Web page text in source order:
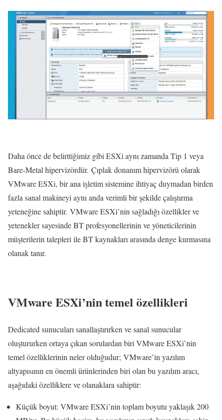
Daha önce de belirttiğimiz gibi ESXi aynı zamanda Tip 1 veya
Bare-Metal hipervizördür. Çıplak donanım hipervizörü olarak
VMware ESXi, bir ana işletim sistemine ihtiyaç duymadan birden
fazla sanal makineyi aynı anda verimli bir şekilde çalıştırma
yeteneğine sahiptir. VMware ESXi’nin sağladığı özellikler ve
yetenekler sayesinde BT profesyonellerinin ve yöneticilerinin
müşterilerin talepleri ile BT kaynakları arasında denge kurmasına
olanak tanır.
VMware ESXi’nin temel özellikleri
Dedicated sunucuları sanallaştırırken ve sanal sunucular
oluştururken ortaya çıkan sorulardan biri VMware ESXi’nin
temel özelliklerinin neler olduğudur; VMware’in yazılım
altyapısının en önemli ürünlerinden biri olan bu yazılım aracı,
aşağıdaki özelliklere ve olanaklara sahiptir:
Küçük boyut: VMware ESXi’nin toplam boyutu yaklaşık 200